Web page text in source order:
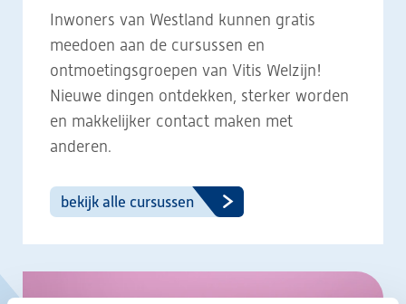
Inwoners van Westland kunnen gratis
meedoen aan de cursussen en
ontmoetingsgroepen van Vitis Welzijn!
Nieuwe dingen ontdekken, sterker worden
en makkelijker contact maken met
anderen.
bekijk alle cursussen